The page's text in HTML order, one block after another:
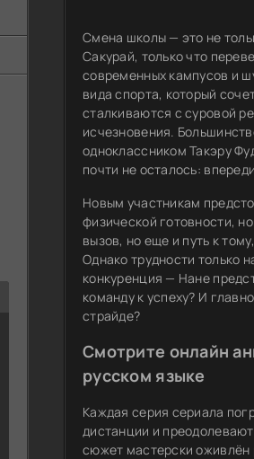
Смена школы — это не
Сакурай, только что
современных кампусов и
вида спорта, который
сталкиваются с суровой
исчезновения.
одноклассником Такэру
почти не осталось:
Новым участникам
физической готовности,
вызов, но еще и путь к
Однако трудности только
конкуренция — Нане
команду к успеху? И
страйде?
Смотрите онлайн
русском языке
Каждая серия сериала
дистанции и
сюжет мастерски